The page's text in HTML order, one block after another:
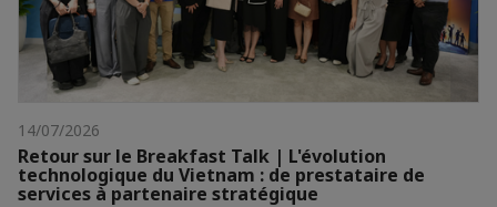
14/07/2026
Retour sur le Breakfast Talk | L'évolution
technologique du Vietnam : de prestataire de
services à partenaire stratégique